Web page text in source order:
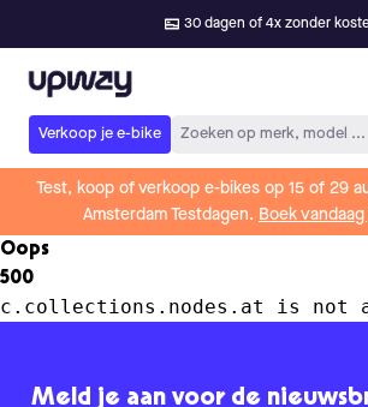
30 dagen of 4x zonder
Upway
Verkoop je e-bike Zoeken op merk, model ...
Test, koop of verkoop e-bikes op 15 of 29
Amsterdam Testdagen. Boek
Oops
500
c.collections.nodes.at is not
Meld je aan voor de